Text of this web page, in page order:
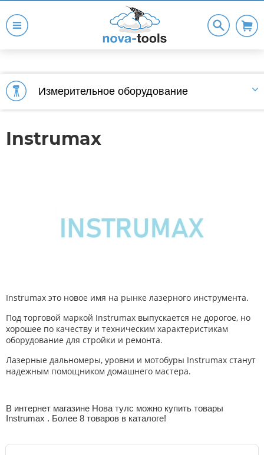
Измерительное оборудование
Instrumax
Instrumax это новое имя на рынке лазерного инструмента.
Под торговой маркой Instrumax выпускается не дорогое, но
хорошее по качеству и техническим характеристикам
оборудование для стройки и ремонта.
Лазерные дальномеры, уровни и мотобуры Instrumax станут
надежным помощником домашнего мастера.
В интернет магазине Нова тулс можно купить товары
Instrumax . Более 8 товаров в каталоге!